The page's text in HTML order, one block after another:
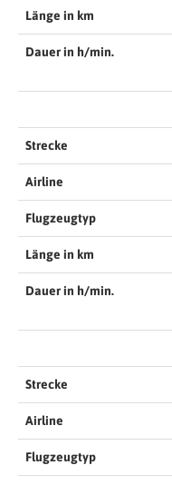
Länge in km
Dauer in h/min.
Strecke
Airline
Flugzeugtyp
Länge in km
Dauer in h/min.
Strecke
Airline
Flugzeugtyp